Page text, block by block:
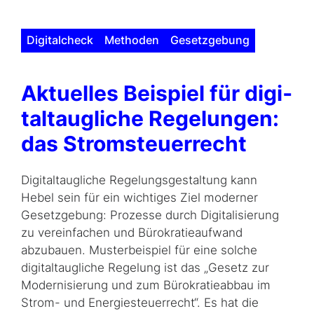
Digitalcheck Methoden Gesetzgebung
Aktuelles Beispiel für digi­
tal­taugliche Regelungen:
das Stromsteuerrecht
Digitaltaugliche Regelungsgestaltung kann
Hebel sein für ein wichtiges Ziel moderner
Gesetzgebung: Prozesse durch Digitalisierung
zu vereinfachen und Bürokratieaufwand
abzubauen. Musterbeispiel für eine solche
digitaltaugliche Regelung ist das „Gesetz zur
Modernisierung und zum Bürokratieabbau im
Strom- und Energiesteuerrecht“. Es hat die